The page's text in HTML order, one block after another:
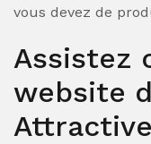
vous devez de
Assistez
website